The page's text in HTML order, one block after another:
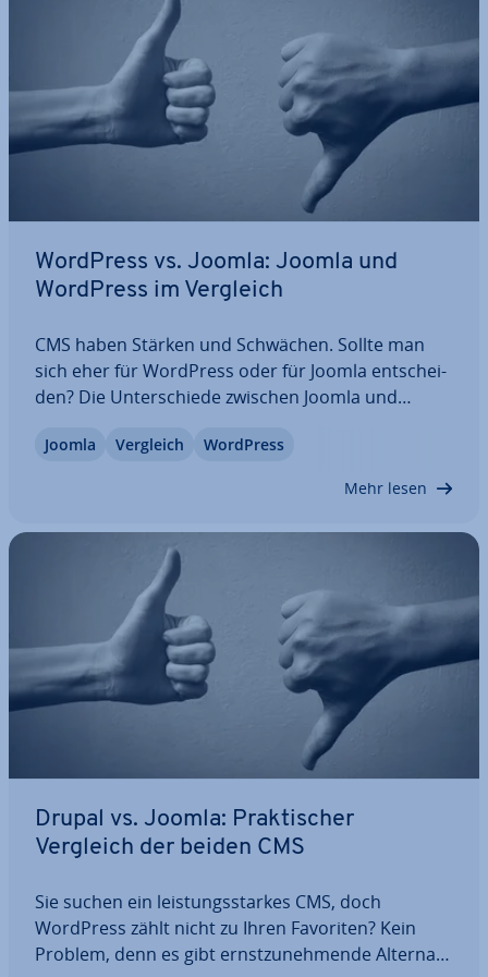
WordPress vs. Joomla: Joomla und
WordPress im Vergleich
CMS haben Stärken und Schwächen. Sollte man
sich eher für WordPress oder für Joomla ent­schei­
den? Die Un­ter­schie­de zwischen Joomla und
freund­lich­keit, Si­cher­heit und zur Verfügung
Joomla Vergleich WordPress
Mehr lesen
Drupal vs. Joomla: Prak­ti­scher
Vergleich der beiden CMS
Sie suchen ein leis­tungs­star­kes CMS, doch
WordPress zählt nicht zu Ihren Favoriten? Kein
Problem, denn es gibt ernst­zu­neh­men­de Al­ter­na­ti­